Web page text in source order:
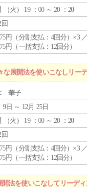
（火 ） 19 ：00 ～ 20 ：20
回
円（分割支払：4回分）×3
円（一括支払：12回分）
な展開法を使いこなしリー
華子
9日 ～ 12月 25日
（火 ） 19 ：00 ～ 20 ：20
回
円（分割支払：4回分）×3
円（一括支払：12回分）
を使いこなしてリーディ